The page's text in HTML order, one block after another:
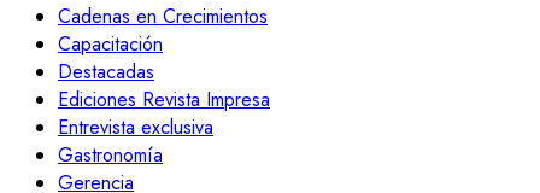
Cadenas en Crecimientos
Capacitación
Destacadas
Ediciones Revista Impresa
Entrevista exclusiva
Gastronomía
Gerencia